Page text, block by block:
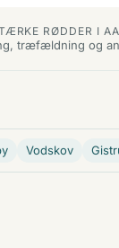
RØDDER I
træfældning og
Vodskov